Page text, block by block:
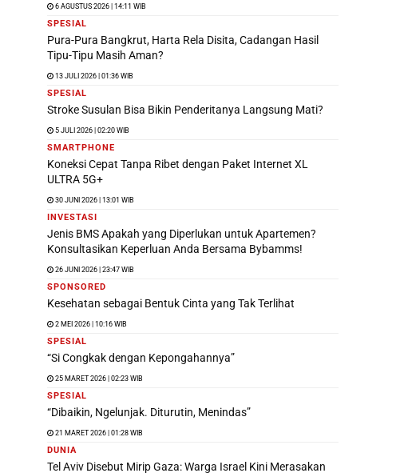
6 AGUSTUS 2026 | 14:11 WIB
SPESIAL
Pura-Pura Bangkrut, Harta Rela Disita, Cadangan Hasil
Tipu-Tipu Masih Aman?
13 JULI 2026 | 01:36 WIB
SPESIAL
Stroke Susulan Bisa Bikin Penderitanya Langsung Mati?
5 JULI 2026 | 02:20 WIB
SMARTPHONE
Koneksi Cepat Tanpa Ribet dengan Paket Internet XL
ULTRA 5G+
30 JUNI 2026 | 13:01 WIB
INVESTASI
Jenis BMS Apakah yang Diperlukan untuk Apartemen?
Konsultasikan Keperluan Anda Bersama Bybamms!
26 JUNI 2026 | 23:47 WIB
SPONSORED
Kesehatan sebagai Bentuk Cinta yang Tak Terlihat
2 MEI 2026 | 10:16 WIB
SPESIAL
“Si Congkak dengan Kepongahannya”
25 MARET 2026 | 02:23 WIB
SPESIAL
“Dibaikin, Ngelunjak. Diturutin, Menindas”
21 MARET 2026 | 01:28 WIB
DUNIA
Tel Aviv Disebut Mirip Gaza: Warga Israel Kini Merasakan